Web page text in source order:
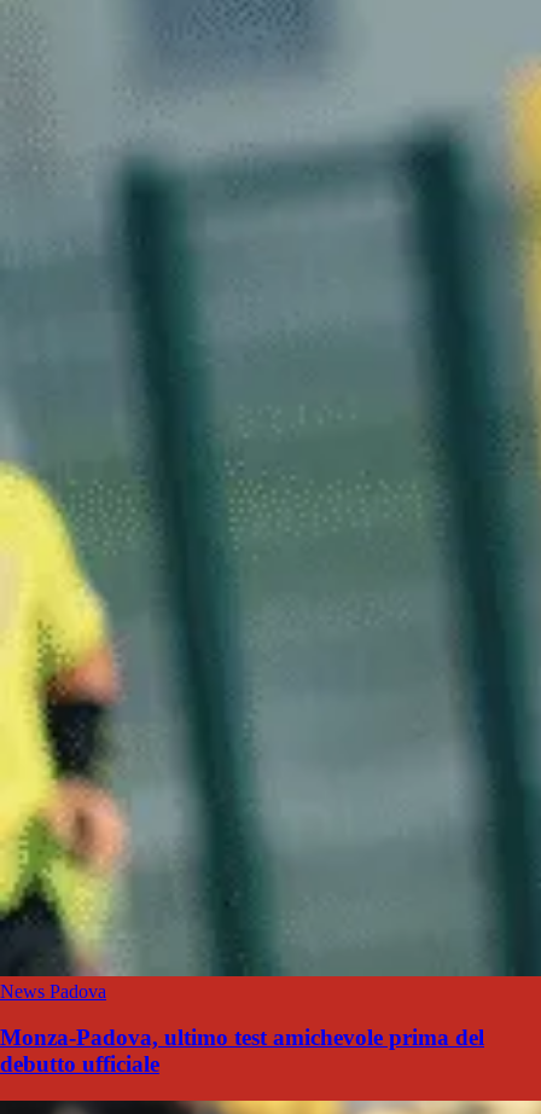
News Padova
Monza-Padova, ultimo test amichevole prima del
debutto ufficiale